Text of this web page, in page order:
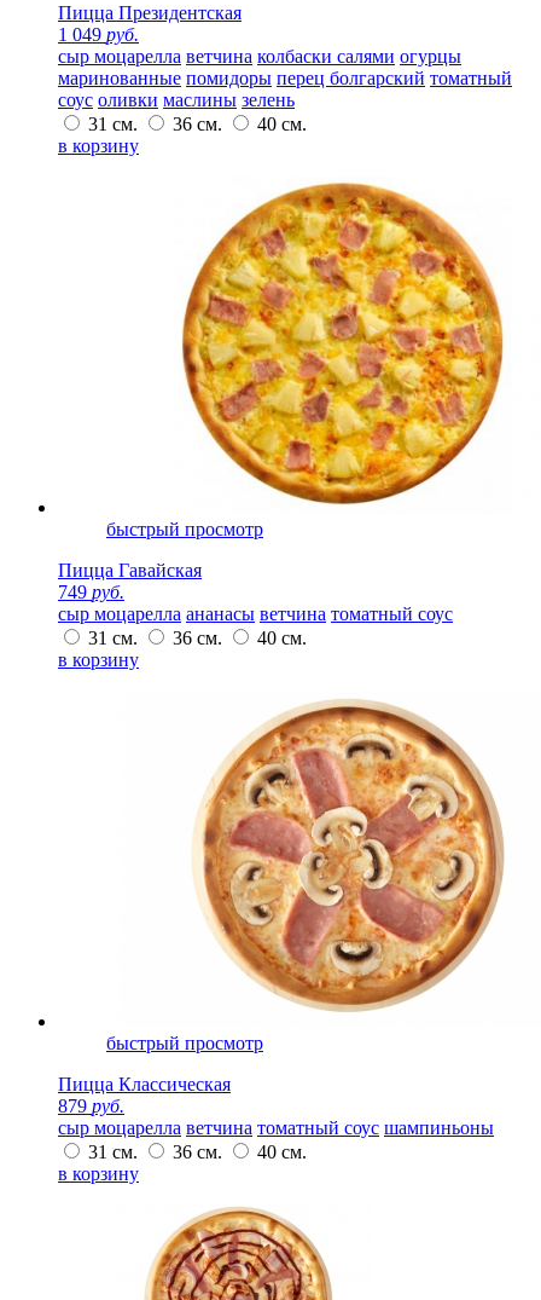
Пицца Президентская
1 049 руб.
сыр моцарелла ветчина колбаски салями огурцы
маринованные помидоры перец болгарский томатный
соус оливки маслины зелень
31 см.
36 см.
40 см.
в корзину
быстрый просмотр
Пицца Гавайская
749 руб.
сыр моцарелла ананасы ветчина томатный соус
31 см.
36 см.
40 см.
в корзину
быстрый просмотр
Пицца Классическая
879 руб.
сыр моцарелла ветчина томатный соус шампиньоны
31 см.
36 см.
40 см.
в корзину